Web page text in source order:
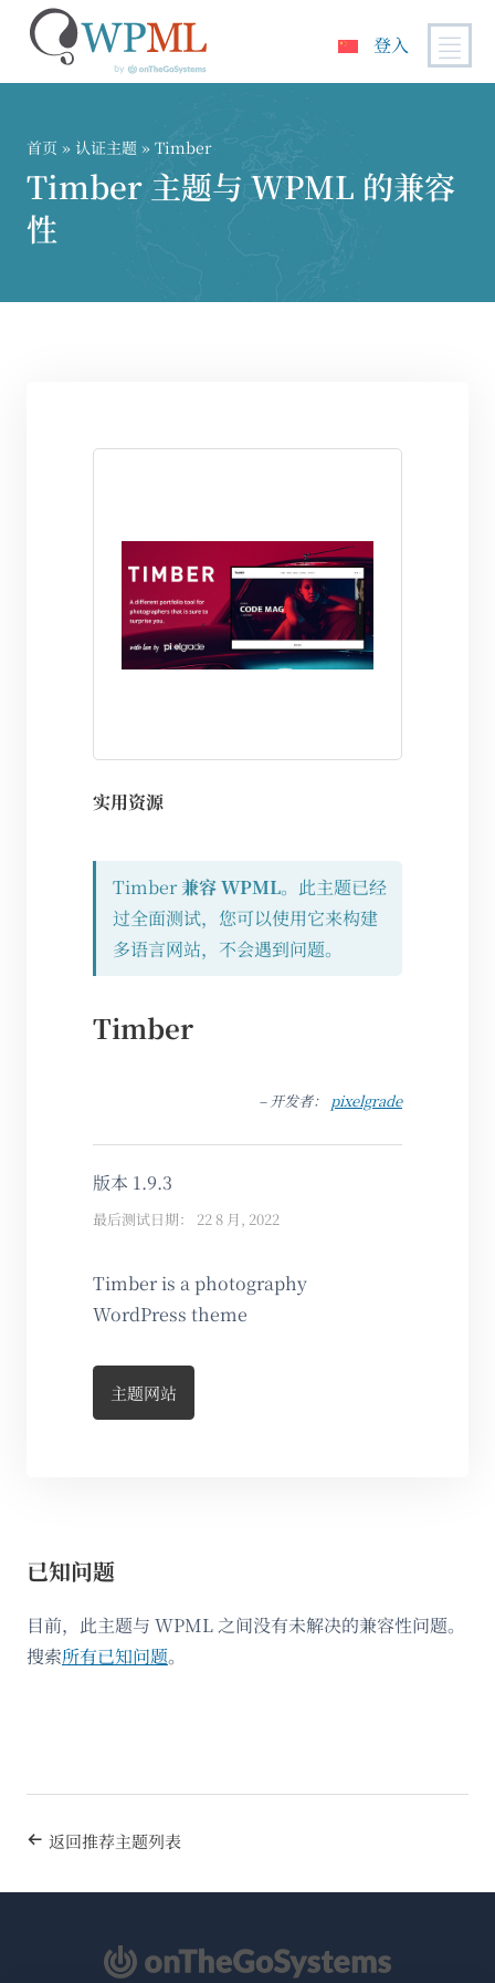
登入
首页 » 认证主题 » Timber
Timber 主题与 WPML 的兼容
性
实用资源
Timber兼容 WPML。此主题已经
过全面测试，您可以使用它来构建
多语言网站，不会遇到问题。
Timber
– 开发者： pixelgrade
版本 1.9.3
最后测试日期： 22 8 月, 2022
Timber is a photography
WordPress theme
主题网站
已知问题
目前，此主题与 WPML 之间没有未解决的兼容性问题。
搜索所有已知问题。
返回推荐主题列表